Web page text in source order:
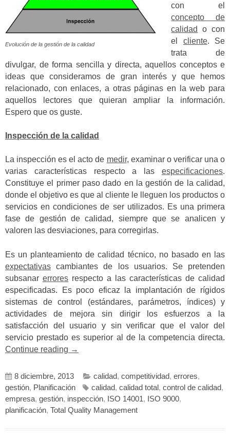
Evolución de la gestión de la calidad
con el
concepto de
calidad
o con
el cliente. Se
trata de
divulgar, de forma sencilla y directa, aquellos conceptos e
ideas que consideramos de gran interés y que hemos
relacionado, con enlaces, a otras páginas en la web para
aquellos lectores que quieran ampliar la información.
Espero que os guste.
Inspección de la calidad
La inspección es el acto de medir, examinar o verificar una o
varias características respecto a las especificaciones.
Constituye el primer paso dado en la gestión de la calidad,
donde el objetivo es que al cliente le lleguen los productos o
servicios en condiciones de ser utilizados. Es una primera
fase de gestión de calidad, siempre que se analicen y
valoren las desviaciones, para corregirlas.
Es un planteamiento de calidad técnico, no basado en las
expectativas cambiantes de los usuarios. Se pretenden
subsanar errores respecto a las características de calidad
especificadas. Es poco eficaz la implantación de rígidos
sistemas de control (estándares, parámetros, índices) y
actividades de mejora sin dirigir los esfuerzos a la
satisfacción del usuario y sin verificar que el valor del
servicio prestado es superior al de la competencia directa.
Continue reading «Evolución
la
gestión
de
la
→
8 diciembre, 2013 calidad, competitividad, errores,
gestión, Planificación calidad, calidad total, control de calidad,
empresa, gestión, inspección, ISO 14001, ISO 9000,
planificación, Total Quality Management